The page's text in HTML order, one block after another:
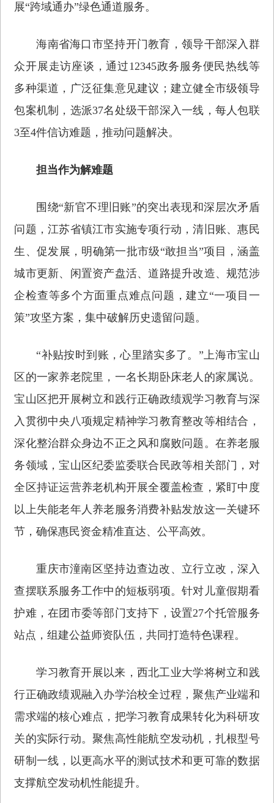
展“跨域通办”绿色通道服务。
海南省海口市坚持开门教育，领导干部深入群
众开展走访座谈，通过12345政务服务便民热线等
多种渠道，广泛征集意见建议；建立健全市级领导
包案机制，选派37名处级干部深入一线，每人包联
3至4件信访难题，推动问题解决。
担当作为解难题
围绕“新官不理旧账”的突出表现和深层次矛盾
问题，江苏省镇江市实施专项行动，清旧账、惠民
生、促发展，明确第一批市级“敢担当”项目，涵盖
城市更新、闲置资产盘活、道路提升改造、规范涉
企检查等多个方面重点难点问题，建立“一项目一
策”攻坚方案，集中破解历史遗留问题。
“补贴按时到账，心里踏实多了。”上海市宝山
区的一家养老院里，一名长期卧床老人的家属说。
宝山区把开展树立和践行正确政绩观学习教育与深
入贯彻中央八项规定精神学习教育整改等相结合，
深化整治群众身边不正之风和腐败问题。在养老服
务领域，宝山区纪委监委联合民政等相关部门，对
全区持证运营养老机构开展全覆盖检查，紧盯中度
以上失能老年人养老服务消费补贴发放这一关键环
节，确保惠民资金精准直达、公平高效。
重庆市潼南区坚持边查边改、立行立改，深入
查摆联系服务工作中的短板弱项。针对儿童假期看
护难，在团市委等部门支持下，设置27个托管服务
站点，组建公益师资队伍，共同打造特色课程。
学习教育开展以来，西北工业大学将树立和践
行正确政绩观融入办学治校全过程，聚焦产业端和
需求端的核心难点，把学习教育成果转化为科研攻
关的实际行动。聚焦高性能航空发动机，扎根型号
研制一线，以更高水平的测试技术和更可靠的数据
支撑航空发动机性能提升。